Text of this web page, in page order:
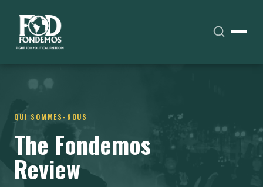
QUI SOMMES-NOUS
The Fondemos
Review